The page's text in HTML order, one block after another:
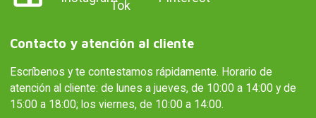
Contacto y atención al cliente
Escríbenos y te contestamos rápidamente. Horario de
atención al cliente: de lunes a jueves, de 10:00 a 14:00 y de
15:00 a 18:00; los viernes, de 10:00 a 14:00.